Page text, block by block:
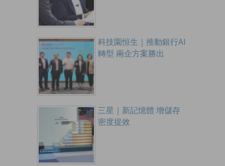
科技園恒生｜推動銀行AI
轉型 兩企方案勝出
三星｜新記憶體 增儲存
密度提效